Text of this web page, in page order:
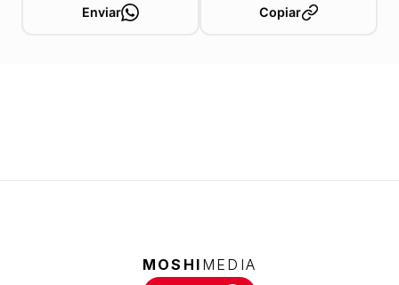
Enviar Copiar
MOSHI MEDIA